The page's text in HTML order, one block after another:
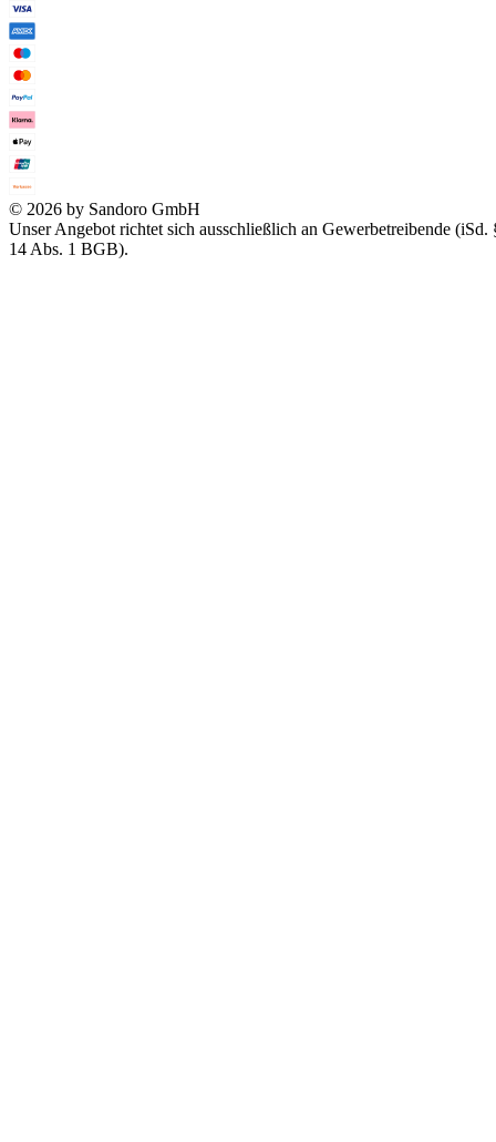
© 2026 by Sandoro GmbH
Unser Angebot richtet sich ausschließlich an Gewerbetreibende (iSd.
14 Abs. 1 BGB).